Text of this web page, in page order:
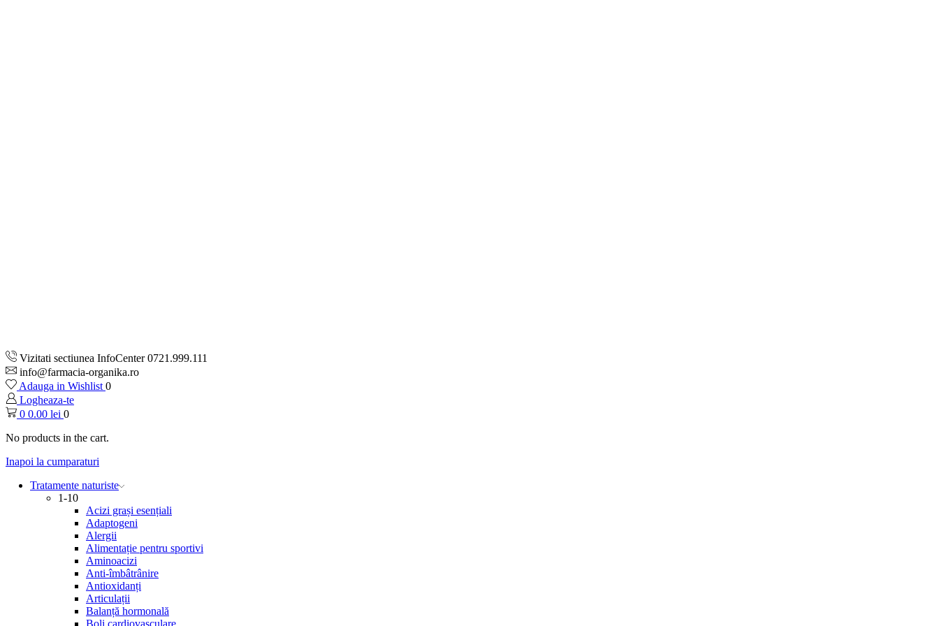
Vizitati sectiunea InfoCenter 0721.999.111
info@farmacia-organika.ro
Adauga in Wishlist 0
Logheaza-te
0 0.00 lei 0
No products in the cart.
Inapoi la cumparaturi
Tratamente naturiste
1-10
Acizi grași esențiali
Adaptogeni
Alergii
Alimentație pentru sportivi
Aminoacizi
Anti-îmbâtrânire
Antioxidanți
Articulații
Balanță hormonală
Boli cardiovasculare